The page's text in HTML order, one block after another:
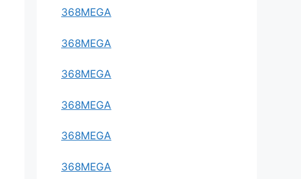
368MEGA
368MEGA
368MEGA
368MEGA
368MEGA
368MEGA